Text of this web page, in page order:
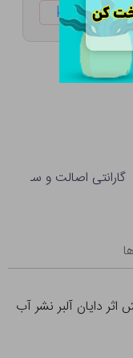
گارانتی اصالت و سلامت